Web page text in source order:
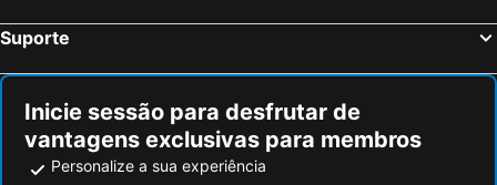
Suporte
Inicie sessão para desfrutar de
vantagens exclusivas para membros
Personalize a sua experiência